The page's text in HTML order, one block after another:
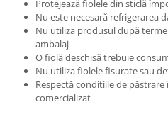
Protejează fiolele din sticlă
Nu este necesară refrigerarea
Nu utiliza produsul după
ambalaj
O fiolă deschisă trebuie
Nu utiliza fiolele fisurate sau
Respectă condițiile de
comercializat